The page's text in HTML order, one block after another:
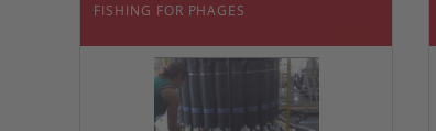
FISHING FOR PHAGES